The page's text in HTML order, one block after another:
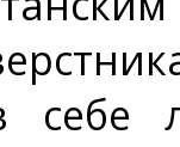
себе